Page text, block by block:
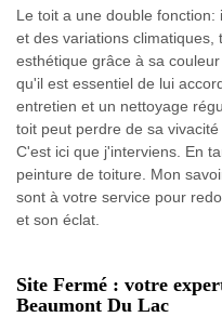
Le toit a une double
et des variations climatiques,
esthétique grâce à sa
qu'il est essentiel de lui
entretien et un nettoyage
toit peut perdre de sa
C'est ici que j'interviens. En
peinture de toiture. Mon
sont à votre service pour
et son éclat.
Site Fermé : votre
Beaumont Du Lac